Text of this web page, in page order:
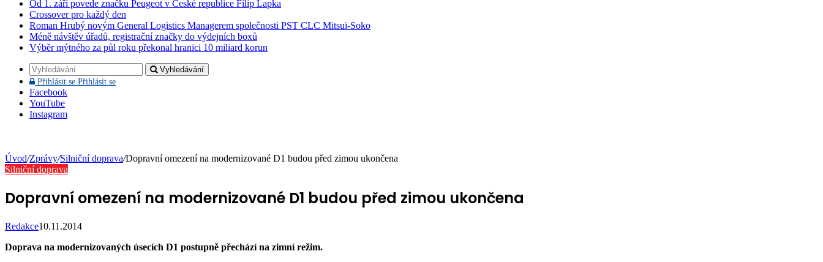
Od 1. září povede značku Peugeot v České republice Filip Lapka
Crossover pro každý den
Roman Hrubý novým General Logistics Managerem společnosti PST CLC Mitsui-Soko
Méně návštěv úřadů, registrační značky do výdejních boxů
Výběr mýtného za půl roku překonal hranici 10 miliard korun
Vyhledávání
Přihlásit se Přihlásit se
Facebook
YouTube
Instagram
Úvod/Zprávy/Silniční doprava/Dopravní omezení na modernizované D1 budou před zimou ukončena
Silniční doprava
Dopravní omezení na modernizované D1 budou před zimou ukončena
Redakce10.11.2014
Doprava na modernizovaných úsecích D1 postupně přechází na zimní režim.